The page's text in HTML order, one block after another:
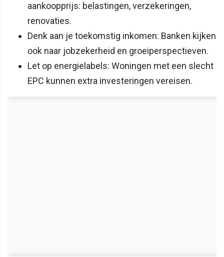
aankoopprijs: belastingen, verzekeringen,
renovaties.
Denk aan je toekomstig inkomen: Banken kijken
ook naar jobzekerheid en groeiperspectieven.
Let op energielabels: Woningen met een slecht
EPC kunnen extra investeringen vereisen.